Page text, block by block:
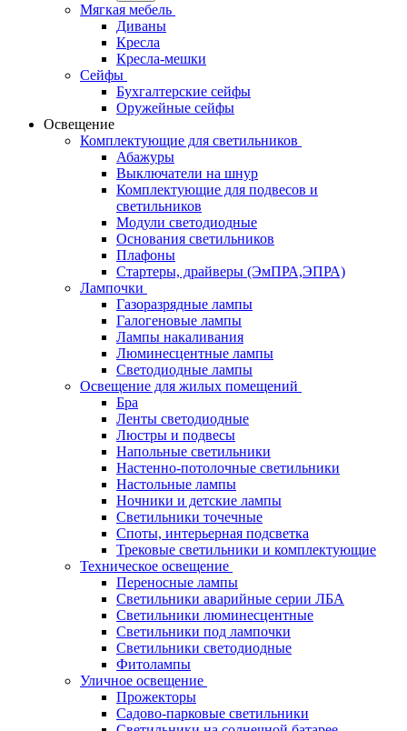
Мягкая мебель
Диваны
Кресла
Кресла-мешки
Сейфы
Бухгалтерские сейфы
Оружейные сейфы
Освещение
Комплектующие для светильников
Абажуры
Выключатели на шнур
Комплектующие для подвесов и
светильников
Модули светодиодные
Основания светильников
Плафоны
Стартеры, драйверы (ЭмПРА,ЭПРА)
Лампочки
Газоразрядные лампы
Галогеновые лампы
Лампы накаливания
Люминесцентные лампы
Светодиодные лампы
Освещение для жилых помещений
Бра
Ленты светодиодные
Люстры и подвесы
Напольные светильники
Настенно-потолочные светильники
Настольные лампы
Ночники и детские лампы
Светильники точечные
Споты, интерьерная подсветка
Трековые светильники и комплектующие
Техническое освещение
Переносные лампы
Светильники аварийные серии ЛБА
Светильники люминесцентные
Светильники под лампочки
Светильники светодиодные
Фитолампы
Уличное освещение
Прожекторы
Садово-парковые светильники